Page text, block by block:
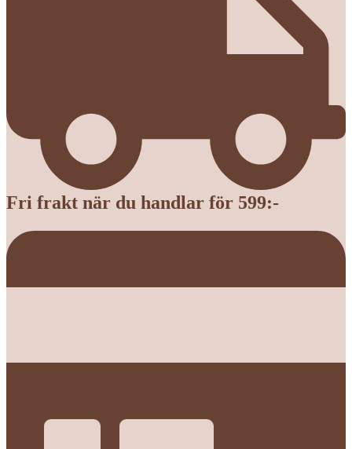
Fri frakt när du handlar för 599:-